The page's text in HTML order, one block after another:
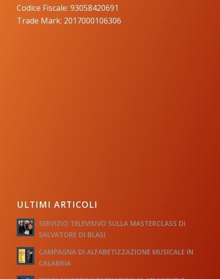
Codice Fiscale: 93058420691
Trade Mark: 2017000106306
ULTIMI ARTICOLI
SERVIZIO TELEVISIVO SULLA MASTERCLASS DI
SALVATORE DI BLASI
CAMPAGNA DI ALFABETIZZAZIONE MUSICALE IN
CALABRIA